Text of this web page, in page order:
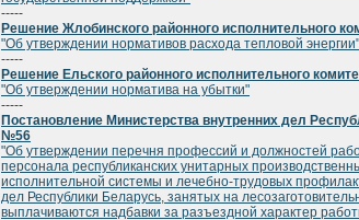
-----
Решение Жлобинского районного исполнительного
"Об утверждении нормативов расхода тепловой энергии"
-----
Решение Ельского районного исполнительного
"Об утверждении норматива на убытки"
-----
Постановление Министерства внутренних дел
№56
"Об утверждении перечня профессий и должностей
персонала республиканских унитарных
исполнительной системы и лечебно-трудовых
дел Республики Беларусь, занятых на
выплачиваются надбавки за разъездной характер